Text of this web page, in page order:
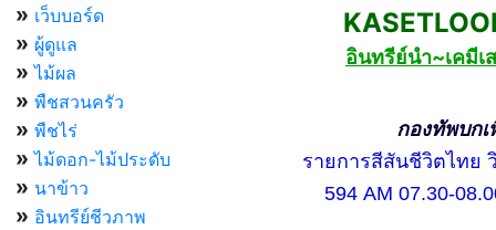
» เว็บบอร์ด
» ผู้ดูแล
» ไม้ผล
» พืชสวนครัว
» พืชไร่
» ไม้ดอก-ไม้ประดับ
» นาข้าว
» อินทรีย์ชีวภาพ
อินทรีย์นำ~เคมีเ
กองทัพบกเพื่อป
รายการสีสันชีวิตไทย วิ
594 AM 07.30-08.00